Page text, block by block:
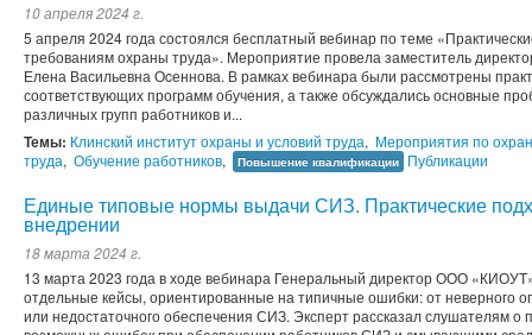
10 апреля 2024 г.
5 апреля 2024 года состоялся бесплатный вебинар по теме
требованиям охраны труда». Мероприятие провела заместитель
Елена Васильевна Оcеннова. В рамках вебинара были рассмотрены
соответствующих программ обучения, а также обсуждались основные
различных групп работников и...
Темы: Клинский институт охраны и условий труда, Мероприятия по
труда, Обучение работников, Повышение квалификации Публикации
Единые типовые нормы выдачи СИЗ. Практические
внедрении
18 марта 2024 г.
13 марта 2023 года в ходе вебинара Генеральный директор ООО
отдельные кейсы, ориентированные на типичные ошибки: от неверного
или недостаточного обеспечения СИЗ. Эксперт рассказал слушателям